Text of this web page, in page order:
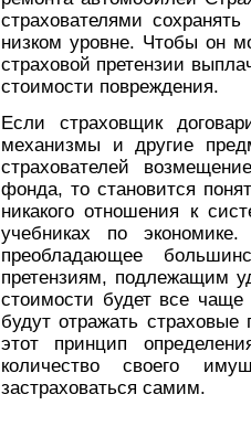
страхователями
низком уровне. Чтобы он
страховой претензии
стоимости повреждения.
Если страховщик
механизмы и другие
страхователей
фонда, то становится
никакого отношения к
учебниках по
преобладающее
претензиям, подлежащим
стоимости будет все
будут отражать
этот принцип
количество своего
застраховаться самим.